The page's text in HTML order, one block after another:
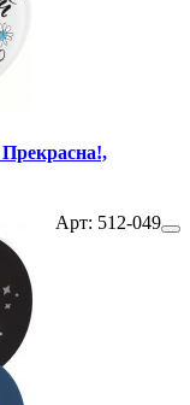
Арт: 512-049